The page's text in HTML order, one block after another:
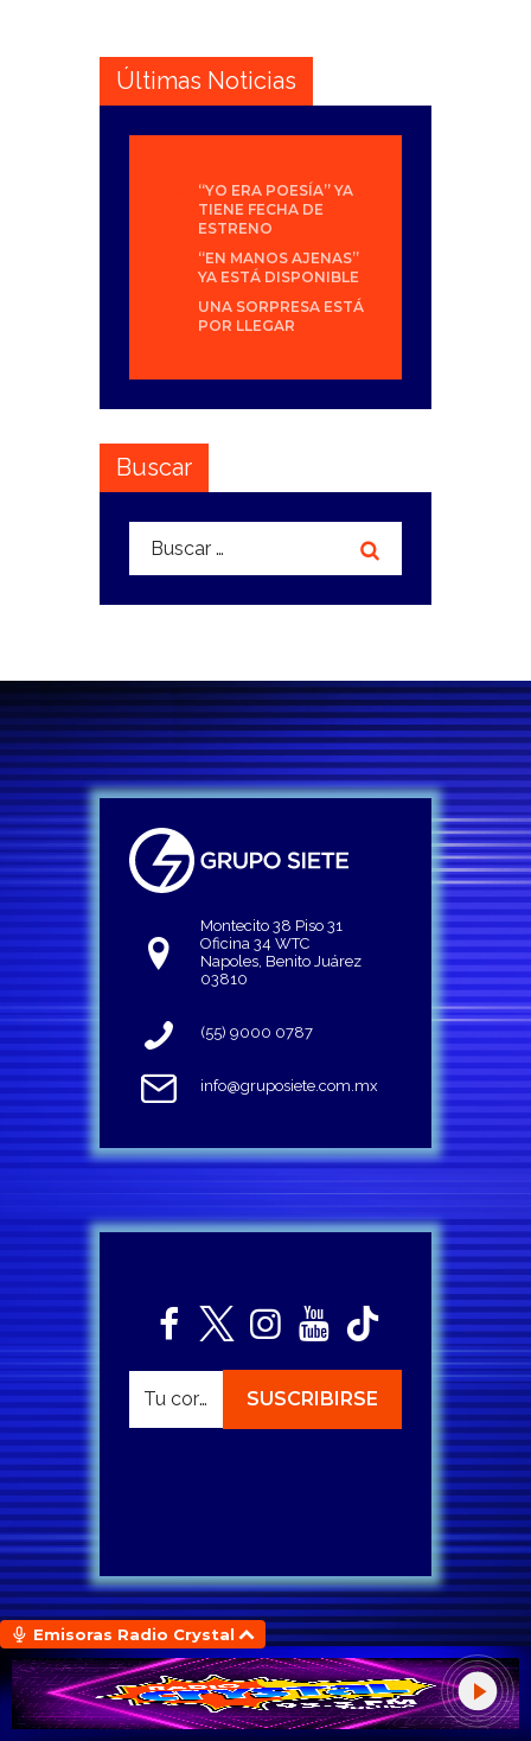
Últimas Noticias
“YO ERA POESÍA” YA
TIENE FECHA DE
ESTRENO
“EN MANOS AJENAS”
YA ESTÁ DISPONIBLE
UNA SORPRESA ESTÁ
POR LLEGAR
Buscar
Buscar:
Montecito 38 Piso 31
Oficina 34 WTC
Napoles, Benito Juárez
03810
(55) 9000 0787
info@gruposiete.com.mx
Emisoras Radio Crystal